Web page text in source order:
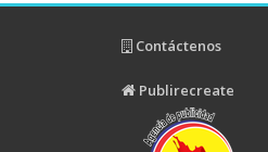
Contáctenos
Publirecreate